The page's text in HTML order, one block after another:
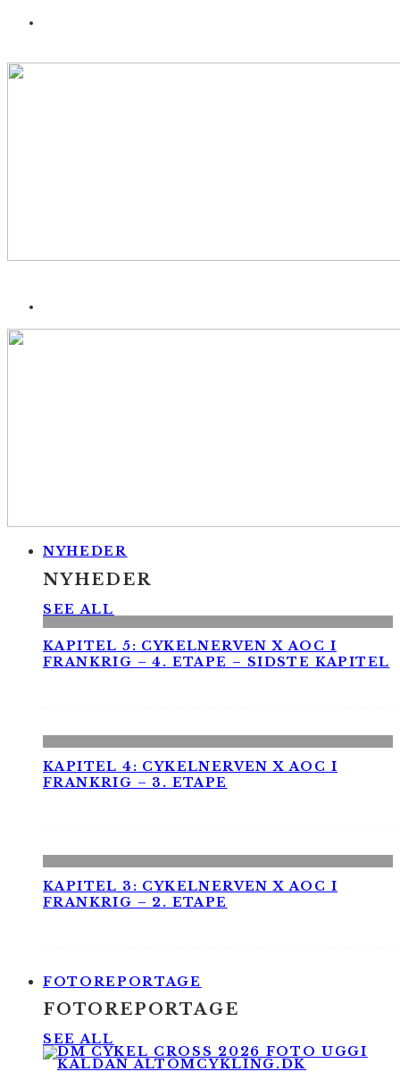
NYHEDER
NYHEDER
SEE ALL
KAPITEL 5: CYKELNERVEN X AOC I
FRANKRIG – 4. ETAPE – SIDSTE KAPITEL
KAPITEL 4: CYKELNERVEN X AOC I
FRANKRIG – 3. ETAPE
KAPITEL 3: CYKELNERVEN X AOC I
FRANKRIG – 2. ETAPE
FOTOREPORTAGE
FOTOREPORTAGE
SEE ALL